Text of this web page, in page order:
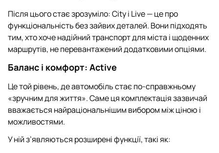
Після цього стає зрозуміло: City і Live — це про
функціональність без зайвих деталей. Вони підходять
тим, хто хоче надійний транспорт для міста і щоденних
маршрутів, не перевантажений додатковими опціями.
Баланс і комфорт: Active
Це той рівень, де автомобіль стає по-справжньому
«зручним для життя». Саме ця комплектація зазвичай
вважається найраціональнішим вибором між ціною і
можливостями.
У ній з’являються розширені функції, такі як: